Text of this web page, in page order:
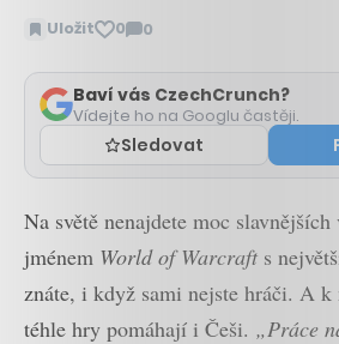
Uložit 0 0
Zobrazit
Baví vás CzechCrunch?
Vídejte ho na Googlu častěji.
Sledovat
Na světě nenajdete moc
jménem World of Warcraft s
znáte, i když sami nejste hráči. A k
téhle hry pomáhají i Češi. „Práce